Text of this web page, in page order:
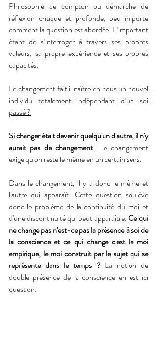
Philosophie de comptoir ou démarche de
réflexion critique et profonde, peu importe
comment la question est abordée. L’important
étant de s’interroger à travers ses propres
valeurs, sa propre expérience et ses propres
capacités.
Le changement fait il naître en nous un nouvel
individu totalement indépendant d’un soi
passé ?
Si changer était devenir quelqu'un d'autre, il n'y
aurait pas de changement : le changement
exige qu'on reste le même en un certain sens.
Dans le changement, il y a donc le même et
l'autre qui apparaît. Cette question soulève
donc le problème de la continuité du moi et
d'une discontinuité qui peut apparaître. Ce qui
ne change pas n'est-ce pas la présence à soi de
la conscience et ce qui change c'est le moi
empirique, le moi construit par le sujet qui se
représente dans le temps ? La notion de
double présence de la conscience en est ici
question.